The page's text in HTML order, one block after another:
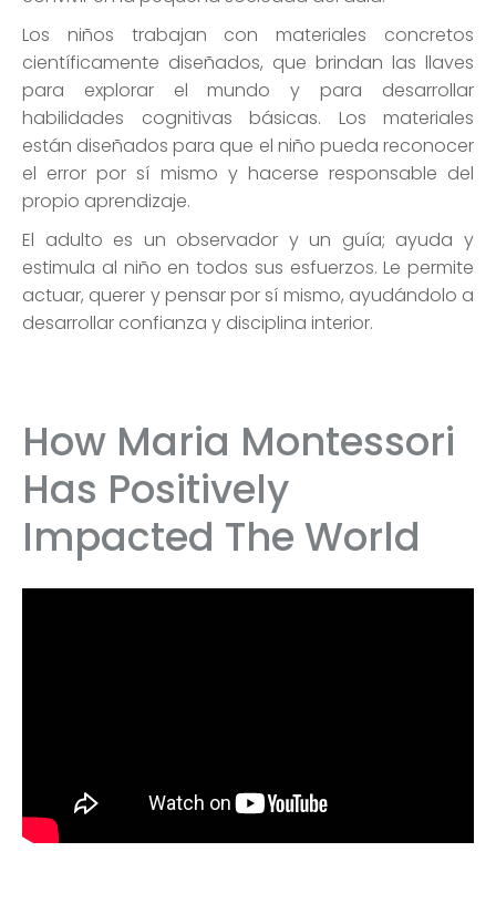
Los niños trabajan con materiales concretos
científicamente diseñados, que brindan las llaves
para explorar el mundo y para desarrollar
habilidades cognitivas básicas. Los materiales
están diseñados para que el niño pueda reconocer
el error por sí mismo y hacerse responsable del
propio aprendizaje.
El adulto es un observador y un guía; ayuda y
estimula al niño en todos sus esfuerzos. Le permite
actuar, querer y pensar por sí mismo, ayudándolo a
desarrollar confianza y disciplina interior.
How Maria Montessori
Has Positively
Impacted The World